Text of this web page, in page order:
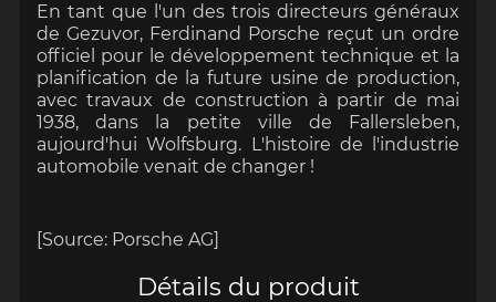
En tant que l'un des trois directeurs généraux
de Gezuvor, Ferdinand Porsche reçut un ordre
officiel pour le développement technique et la
planification de la future usine de production,
avec travaux de construction à partir de mai
1938, dans la petite ville de Fallersleben,
aujourd'hui Wolfsburg. L'histoire de l'industrie
automobile venait de changer !
[Source: Porsche AG]
Détails du produit